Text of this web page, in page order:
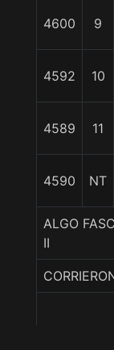
4600 9
4592 10
4589 11
4590 NT
ALGO
II